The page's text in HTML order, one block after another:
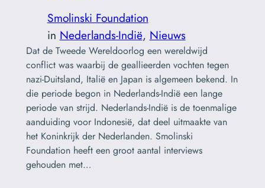
Smolinski Foundation
in Nederlands-Indië, Nieuws
Dat de Tweede Wereldoorlog een wereldwijd
conflict was waarbij de geallieerden vochten tegen
nazi-Duitsland, Italië en Japan is algemeen bekend. In
die periode begon in Nederlands-Indië een lange
periode van strijd. Nederlands-Indië is de toenmalige
aanduiding voor Indonesië, dat deel uitmaakte van
het Koninkrijk der Nederlanden. Smolinski
Foundation heeft een groot aantal interviews
gehouden met…